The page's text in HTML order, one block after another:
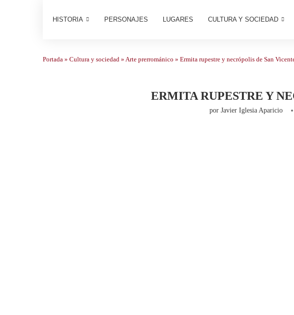
HISTORIA PERSONAJES LUGARES CULTURA Y SOCIEDAD
Portada » Cultura y sociedad » Arte prerrománico » Ermita rupestre y necrópolis de San
ERMITA RUPESTRE Y
por Javier Iglesia Aparicio